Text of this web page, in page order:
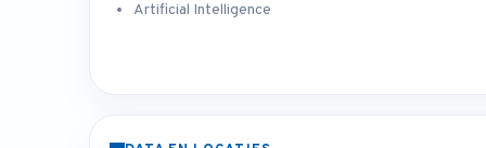
Artificial Intelligence